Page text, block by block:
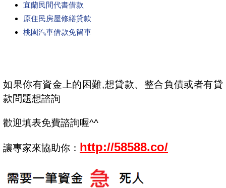
宜蘭民間代書借款
原住民房屋修繕貸款
桃園汽車借款免留車
如果你有資金上的困難,想貸款、整合負債或者有貸
款問題想諮詢
歡迎填表免費諮詢喔^^
讓專家來協助你： http://58588.co/